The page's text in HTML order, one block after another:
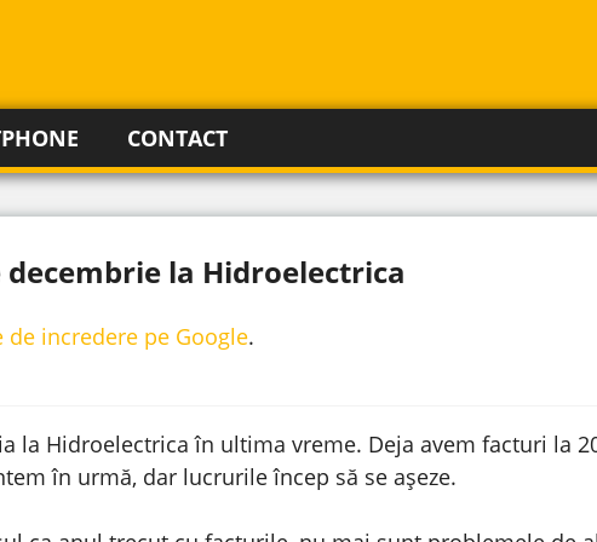
CONTACT
la Hidroelectrica
incredere pe Google.
la Hidroelectrica în ultima vreme. Deja avem facturi la
în urmă, dar lucrurile încep să se așeze.